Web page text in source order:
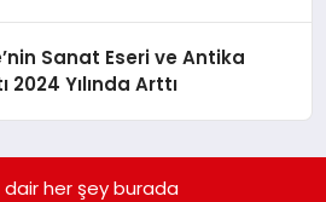
Sanat Eseri ve Antika
2024 Yılında Arttı
her şey burada